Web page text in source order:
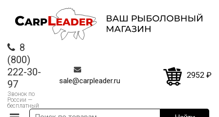
8
(800)
222-30-
97
Звонок по
России —
бесплатный
sale@carpleader.ru
2952 ₽